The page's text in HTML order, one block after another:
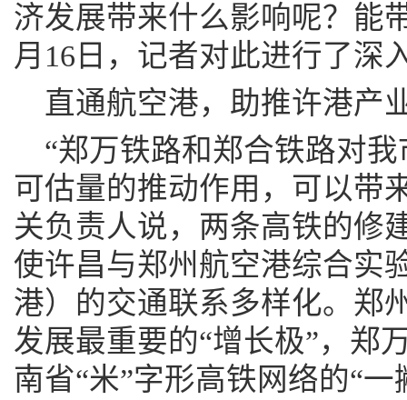
济发展带来什么影响呢？能
月16日，记者对此进行了深
直通航空港，助推许港产
“郑万铁路和郑合铁路对
可估量的推动作用，可以带
关负责人说，两条高铁的修
使许昌与郑州航空港综合实
港）的交通联系多样化。郑
发展最重要的“增长极”，郑
南省“米”字形高铁网络的“